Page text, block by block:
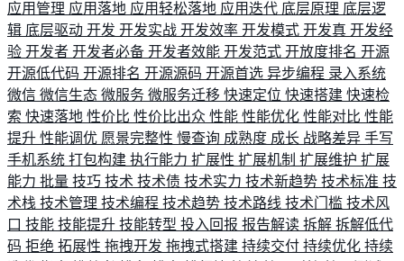
应用管理 应用落地 应用轻松落地 应用迭代 底层原理 底层逻
辑 底层驱动 开发 开发实战 开发效率 开发模式 开发真 开发经
验 开发者 开发者必备 开发者效能 开发范式 开放度排名 开源
开源低代码 开源排名 开源源码 开源首选 异步编程 录入系统
微信 微信生态 微服务 微服务迁移 快速定位 快速搭建 快速检
索 快速落地 性价比 性价比出众 性能 性能优化 性能对比 性能
提升 性能调优 愿景完整性 慢查询 成熟度 成长 战略差异 手写
手机系统 打包构建 执行能力 扩展性 扩展机制 扩展维护 扩展
能力 批量 技巧 技术 技术债 技术实力 技术新趋势 技术标准 技
术栈 技术管理 技术编程 技术趋势 技术路线 技术门槛 技术风
口 技能 技能提升 技能转型 投入回报 报告解读 拆解 拆解低代
码 拒绝 拓展性 拖拽开发 拖拽式搭建 持续交付 持续优化 持续